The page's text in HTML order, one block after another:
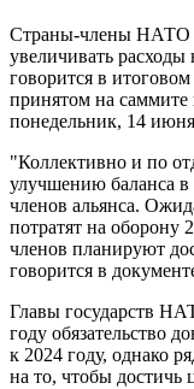
Страны-члены НАТО
увеличивать
говорится в
принятом на саммите
понедельник, 14
"Коллективно и по
улучшению баланса в
членов альянса.
потратят на оборону
членов планируют
говорится в
Главы государств
году обязательство
к 2024 году, однако
на то, чтобы достичь